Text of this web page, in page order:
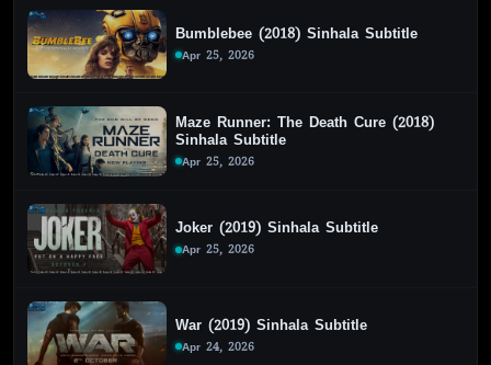
Bumblebee (2018) Sinhala Subtitle
Apr 25, 2026
Maze Runner: The Death Cure (2018)
Sinhala Subtitle
Apr 25, 2026
Joker (2019) Sinhala Subtitle
Apr 25, 2026
War (2019) Sinhala Subtitle
Apr 24, 2026